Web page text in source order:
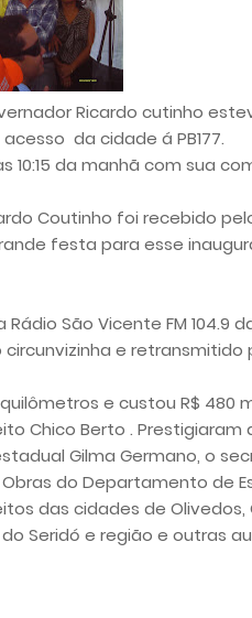
Ricardo cutinho
da cidade á PB177.
da manhã com sua
Coutinho foi recebido
festa para esse
São Vicente FM 104.9
e retransmitido
e custou R$ 480
Chico Berto . Prestigiaram
Gilma Germano, o
do Departamento de
das cidades de Olivedos,
Seridó e região e outras